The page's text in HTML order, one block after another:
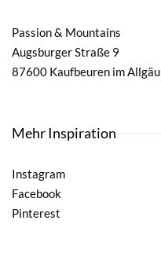
Passion & Mountains
Augsburger Straße 9
87600 Kaufbeuren im Allgäu
Mehr Inspiration
Instagram
Facebook
Pinterest